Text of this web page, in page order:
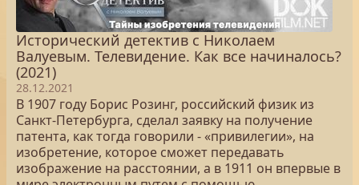
Исторический детектив с Николаем
Валуевым. Телевидение. Как все начиналось?
(2021)
28.12.2021
В 1907 году Борис Розинг, российский физик из
Санкт-Петербурга, сделал заявку на получение
патента, как тогда говорили - «привилегии», на
изобретение, которое сможет передавать
изображение на расстоянии, а в 1911 он впервые в